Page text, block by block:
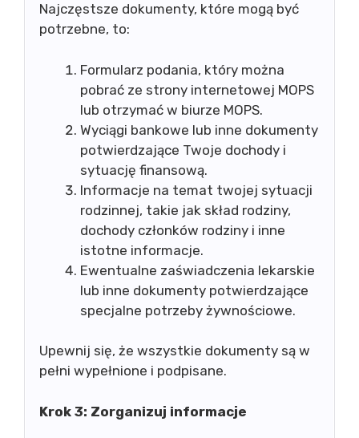
Najczęstsze dokumenty, które mogą być
potrzebne, to:
Formularz podania, który można
pobrać ze strony internetowej MOPS
lub otrzymać w biurze MOPS.
Wyciągi bankowe lub inne dokumenty
potwierdzające Twoje dochody i
sytuację finansową.
Informacje na temat twojej sytuacji
rodzinnej, takie jak skład rodziny,
dochody członków rodziny i inne
istotne informacje.
Ewentualne zaświadczenia lekarskie
lub inne dokumenty potwierdzające
specjalne potrzeby żywnościowe.
Upewnij się, że wszystkie dokumenty są w
pełni wypełnione i podpisane.
Krok 3: Zorganizuj informacje